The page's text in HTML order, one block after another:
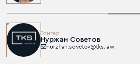
Заңгер
Нуржан Советов
nurzhan.sovetov@tks.law